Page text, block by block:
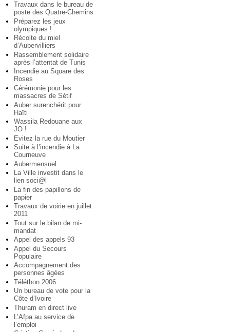
Travaux dans le bureau de
poste des Quatre-Chemins
Préparez les jeux
olympiques !
Récolte du miel
d’Aubervilliers
Rassemblement solidaire
après l’attentat de Tunis
Incendie au Square des
Roses
Cérémonie pour les
massacres de Sétif
Auber surenchérit pour
Haïti
Wassila Redouane aux
JO !
Evitez la rue du Moutier
Suite à l’incendie à La
Courneuve
Aubermensuel
La Ville investit dans le
lien soci@l
La fin des papillons de
papier
Travaux de voirie en juillet
2011
Tout sur le bilan de mi-
mandat
Appel des appels 93
Appel du Secours
Populaire
Accompagnement des
personnes âgées
Téléthon 2006
Un bureau de vote pour la
Côte d’Ivoire
Thuram en direct live
L’Afpa au service de
l’emploi